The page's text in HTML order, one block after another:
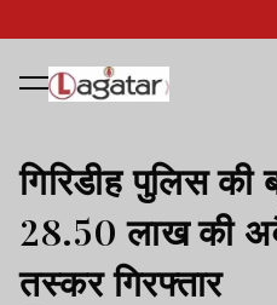
गिरिडीह पुलिस की
28.50 लाख की
तस्कर गिरफ्तार